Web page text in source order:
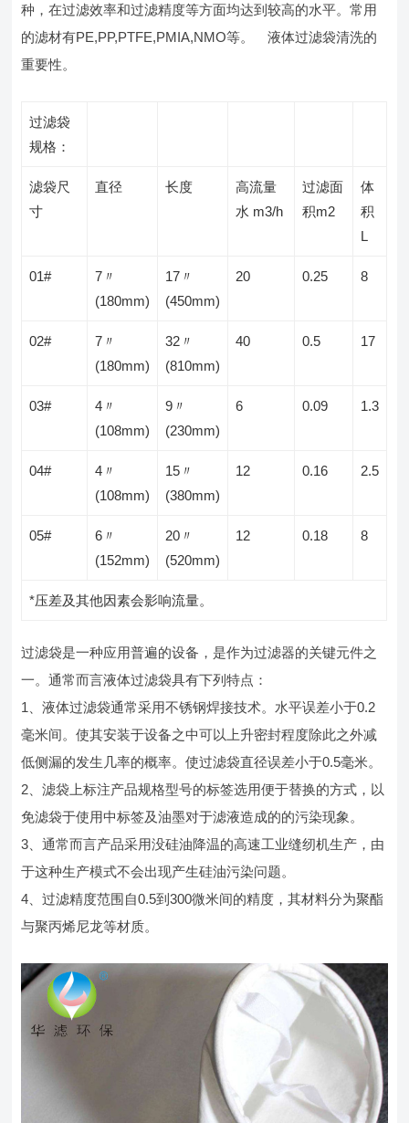
种，在过滤效率和过滤精度等方面均达到较高的水平。常用
的滤材有PE,PP,PTFE,PMIA,NMO等。 液体过滤袋清洗的
重要性。
过滤袋
规格：
滤袋尺
寸
直径 长度
高流量
水 m3/h
过滤面
积m2
体
积
L
01#
7〃
(180mm)
17〃
(450mm)
20 0.25 8
02#
7〃
(180mm)
32〃
(810mm)
40 0.5 17
03#
4〃
(108mm)
9〃
(230mm)
6 0.09 1.3
04#
4〃
(108mm)
15〃
(380mm)
12 0.16 2.5
05#
6〃
(152mm)
20〃
(520mm)
12 0.18 8
*压差及其他因素会影响流量。
过滤袋是一种应用普遍的设备，是作为过滤器的关键元件之
一。通常而言液体过滤袋具有下列特点：
1、液体过滤袋通常采用不锈钢焊接技术。水平误差小于0.2
毫米间。使其安装于设备之中可以上升密封程度除此之外减
低侧漏的发生几率的概率。使过滤袋直径误差小于0.5毫米。
2、滤袋上标注产品规格型号的标签选用便于替换的方式，以
免滤袋于使用中标签及油墨对于滤液造成的的污染现象。
3、通常而言产品采用没硅油降温的高速工业缝纫机生产，由
于这种生产模式不会出现产生硅油污染问题。
4、过滤精度范围自0.5到300微米间的精度，其材料分为聚酯
与聚丙烯尼龙等材质。